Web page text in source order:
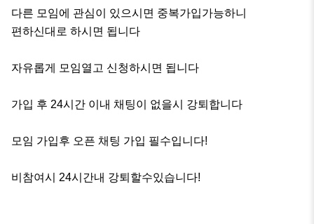
다른 모임에 관심이 있으시면 중복가입가능하니
편하신대로 하시면 됩니다
자유롭게 모임열고 신청하시면 됩니다
가입 후 24시간 이내 채팅이 없을시 강퇴합니다
모임 가입후 오픈 채팅 가입 필수입니다!
비참여시 24시간내 강퇴할수있습니다!